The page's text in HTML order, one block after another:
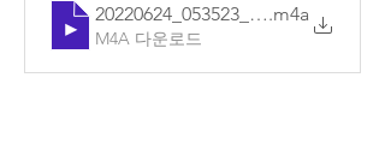
20220624_053523_기본.m4a
M4A 다운로드